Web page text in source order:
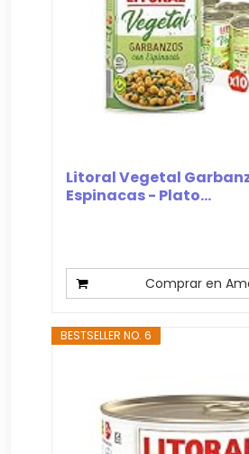
Litoral Vegetal
Espinacas - Plato...
Comprar en
BESTSELLER NO. 6